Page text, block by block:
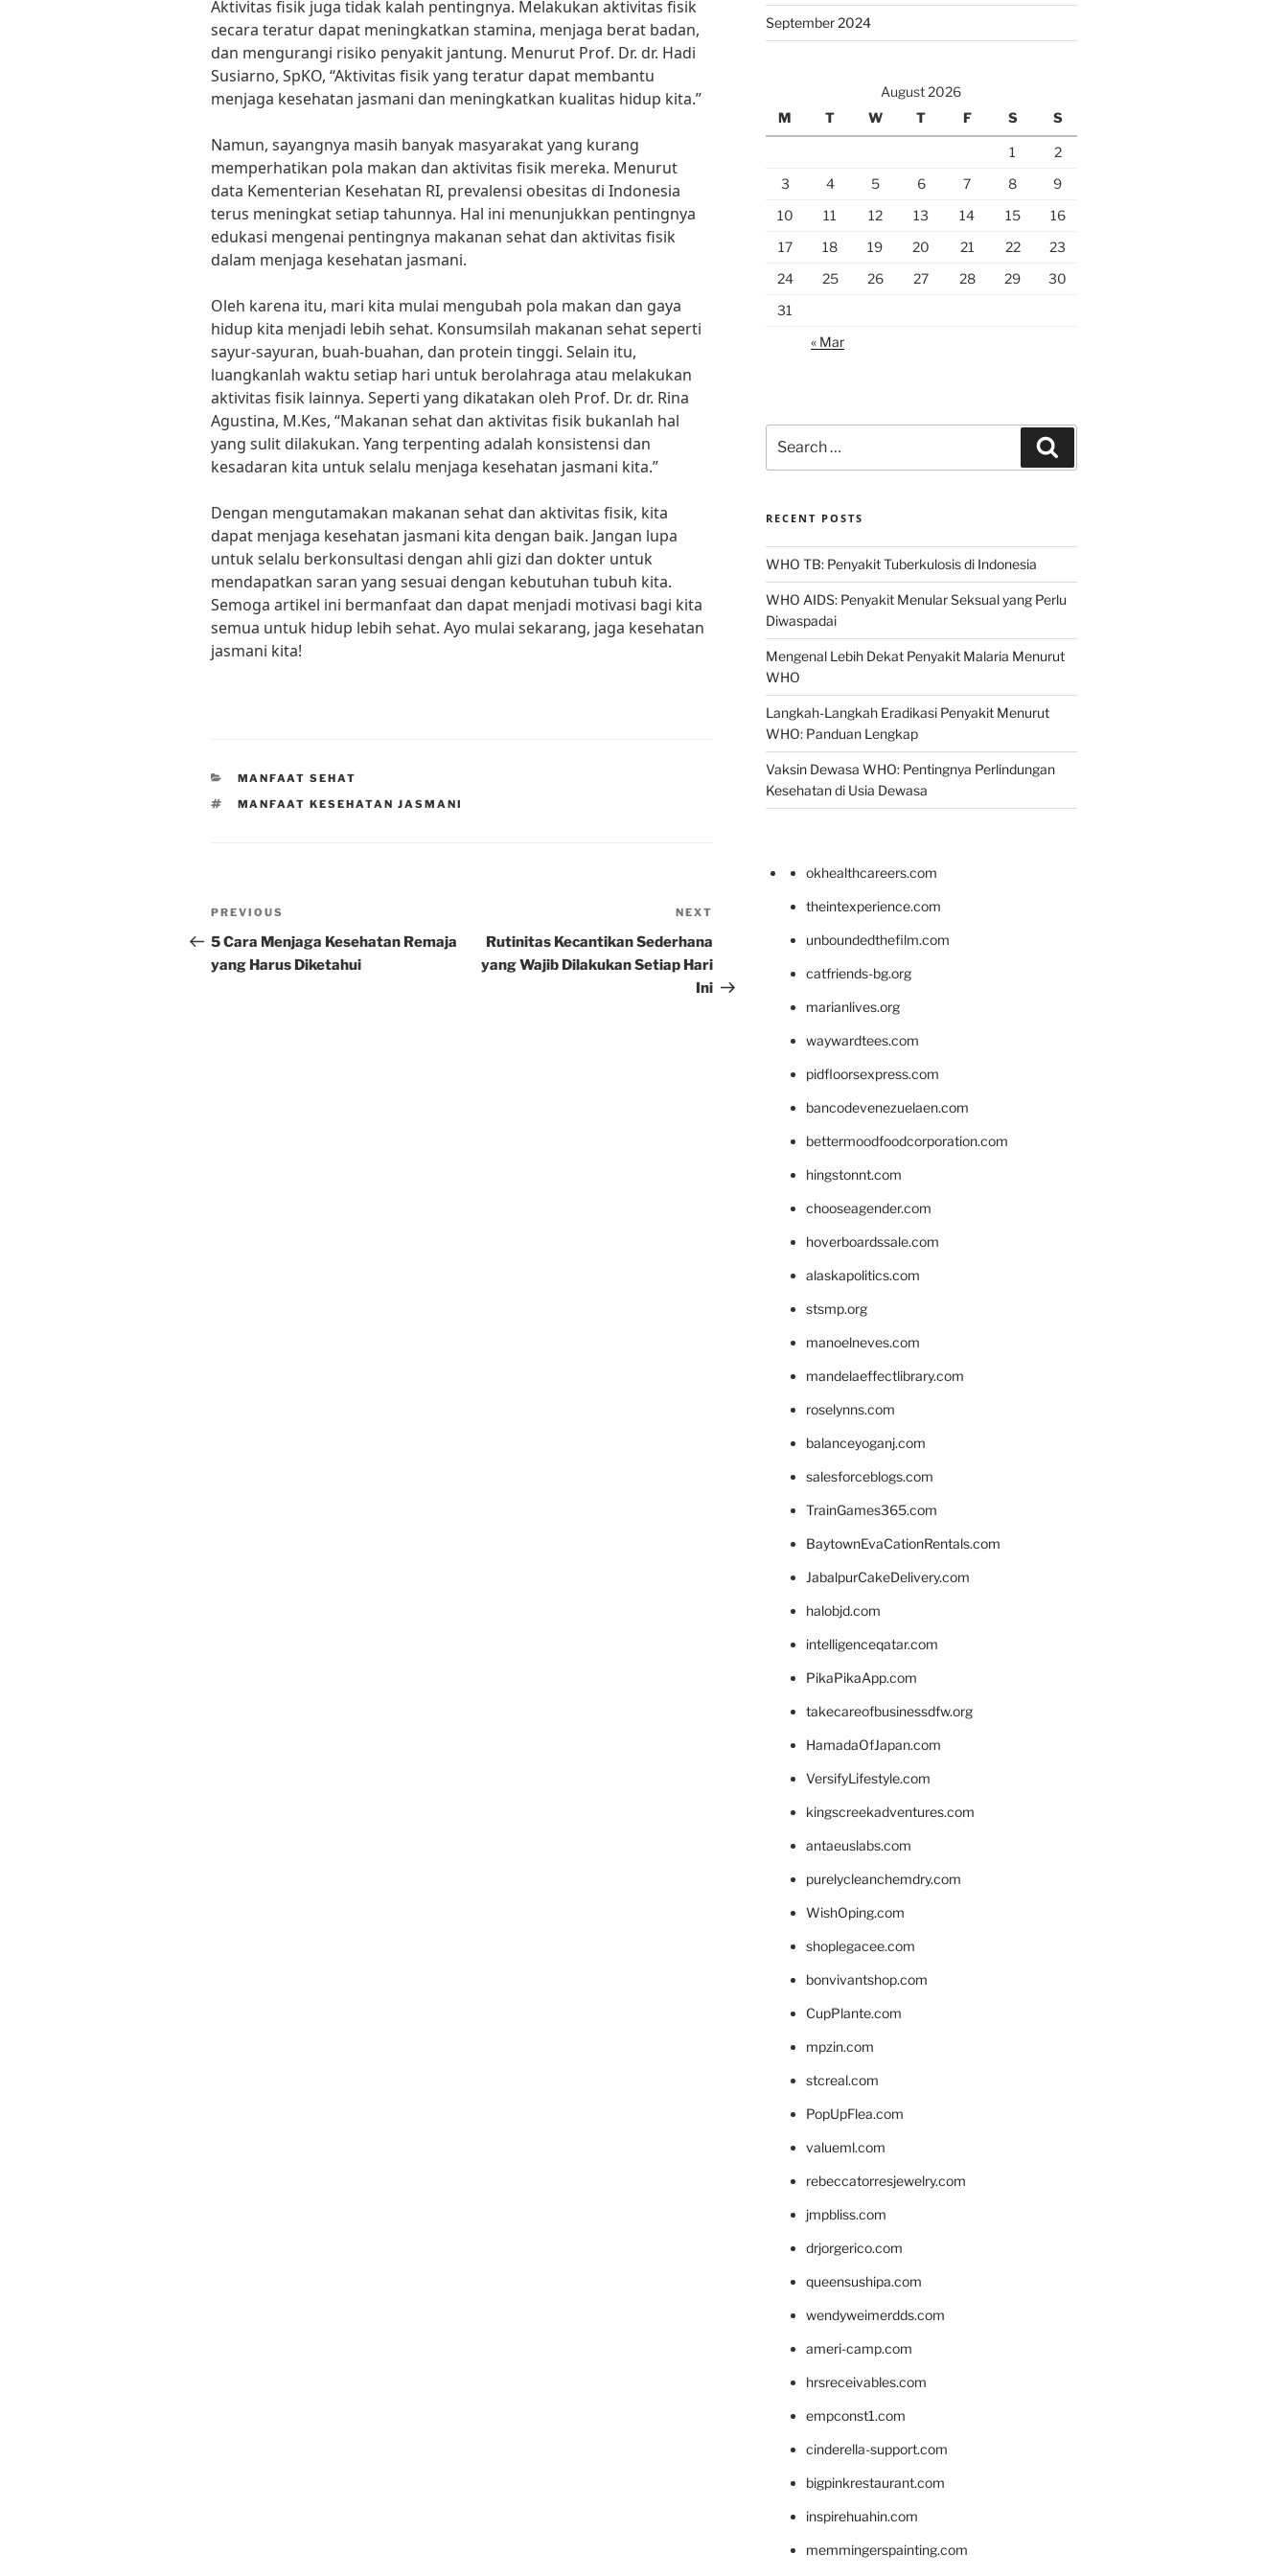
Aktivitas fisik juga tidak kalah pentingnya. Melakukan aktivitas fisik
secara teratur dapat meningkatkan stamina, menjaga berat badan,
dan mengurangi risiko penyakit jantung. Menurut Prof. Dr. dr. Hadi
Susiarno, SpKO, “Aktivitas fisik yang teratur dapat membantu
menjaga kesehatan jasmani dan meningkatkan kualitas hidup kita.”
Namun, sayangnya masih banyak masyarakat yang kurang
memperhatikan pola makan dan aktivitas fisik mereka. Menurut
data Kementerian Kesehatan RI, prevalensi obesitas di Indonesia
terus meningkat setiap tahunnya. Hal ini menunjukkan pentingnya
edukasi mengenai pentingnya makanan sehat dan aktivitas fisik
dalam menjaga kesehatan jasmani.
Oleh karena itu, mari kita mulai mengubah pola makan dan gaya
hidup kita menjadi lebih sehat. Konsumsilah makanan sehat seperti
sayur-sayuran, buah-buahan, dan protein tinggi. Selain itu,
luangkanlah waktu setiap hari untuk berolahraga atau melakukan
aktivitas fisik lainnya. Seperti yang dikatakan oleh Prof. Dr. dr. Rina
Agustina, M.Kes, “Makanan sehat dan aktivitas fisik bukanlah hal
yang sulit dilakukan. Yang terpenting adalah konsistensi dan
kesadaran kita untuk selalu menjaga kesehatan jasmani kita.”
Dengan mengutamakan makanan sehat dan aktivitas fisik, kita
dapat menjaga kesehatan jasmani kita dengan baik. Jangan lupa
untuk selalu berkonsultasi dengan ahli gizi dan dokter untuk
mendapatkan saran yang sesuai dengan kebutuhan tubuh kita.
Semoga artikel ini bermanfaat dan dapat menjadi motivasi bagi kita
semua untuk hidup lebih sehat. Ayo mulai sekarang, jaga kesehatan
jasmani kita!
CATEGORIES
MANFAAT SEHAT
TAGS
MANFAAT KESEHATAN JASMANI
Post
navigation
Previous
Post
PREVIOUS
5 Cara Menjaga Kesehatan Remaja
yang Harus Diketahui
NEXT
Rutinitas Kecantikan Sederhana
yang Wajib Dilakukan Setiap Hari
Ini
September 2024
August 2026
M
T W T F S S
1
2
3
4 5 6 7 8
9
10
11 12 13 14 15
16
17
18 19 20 21 22
23
24
25 26 27 28 29
30
31
« Mar
for:
RECENT POSTS
WHO TB: Penyakit Tuberkulosis di Indonesia
WHO AIDS: Penyakit Menular Seksual yang Perlu
Diwaspadai
Mengenal Lebih Dekat Penyakit Malaria Menurut
WHO
Langkah-Langkah Eradikasi Penyakit Menurut
WHO: Panduan Lengkap
Vaksin Dewasa WHO: Pentingnya Perlindungan
Kesehatan di Usia Dewasa
okhealthcareers.com
theintexperience.com
unboundedthefilm.com
catfriends-bg.org
marianlives.org
waywardtees.com
pidfloorsexpress.com
bancodevenezuelaen.com
bettermoodfoodcorporation.com
hingstonnt.com
chooseagender.com
hoverboardssale.com
alaskapolitics.com
stsmp.org
manoelneves.com
mandelaeffectlibrary.com
roselynns.com
balanceyoganj.com
salesforceblogs.com
TrainGames365.com
BaytownEvaCationRentals.com
JabalpurCakeDelivery.com
halobjd.com
intelligenceqatar.com
PikaPikaApp.com
takecareofbusinessdfw.org
HamadaOfJapan.com
VersifyLifestyle.com
kingscreekadventures.com
antaeuslabs.com
purelycleanchemdry.com
WishOping.com
shoplegacee.com
bonvivantshop.com
CupPlante.com
mpzin.com
stcreal.com
PopUpFlea.com
valueml.com
rebeccatorresjewelry.com
jmpbliss.com
drjorgerico.com
queensushipa.com
wendyweimerdds.com
ameri-camp.com
hrsreceivables.com
empconst1.com
cinderella-support.com
bigpinkrestaurant.com
inspirehuahin.com
memmingerspainting.com